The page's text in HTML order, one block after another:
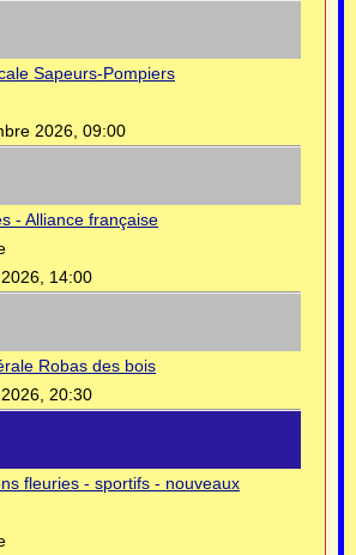
Sapeurs-Pompiers
2026, 09:00
- Alliance française
14:00
Robas des bois
20:30
fleuries - sportifs - nouveaux